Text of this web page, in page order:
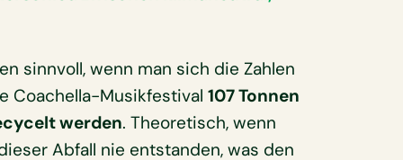
sinnvoll, wenn man sich die Zahlen
Coachella-Musikfestival 107 Tonnen
werden. Theoretisch, wenn
Abfall nie entstanden, was den